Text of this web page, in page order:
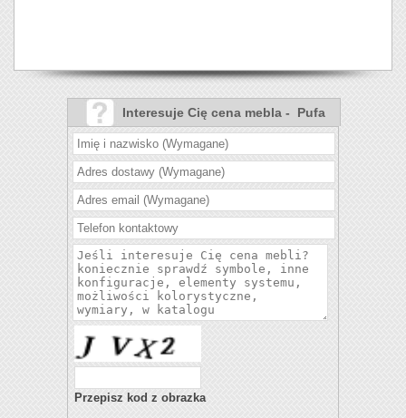
Interesuje Cię cena mebla - Pufa
Moly XL?
Przepisz kod z obrazka